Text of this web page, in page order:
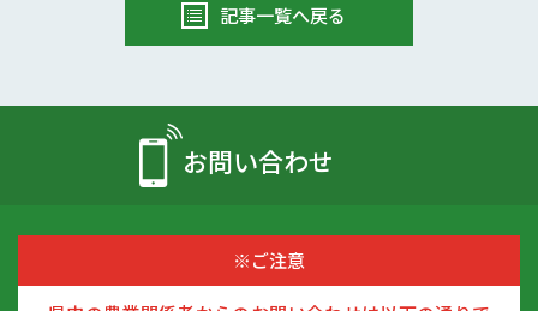
記事一覧へ戻る
お問い合わせ
※ご注意